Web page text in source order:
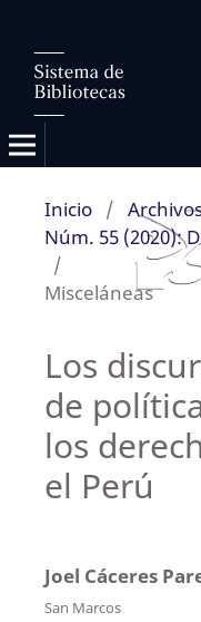
Inicio /
Núm. 55 (2020):
/
Misceláneas
Los
de
los
el Perú
Joel Cáceres
San Marcos